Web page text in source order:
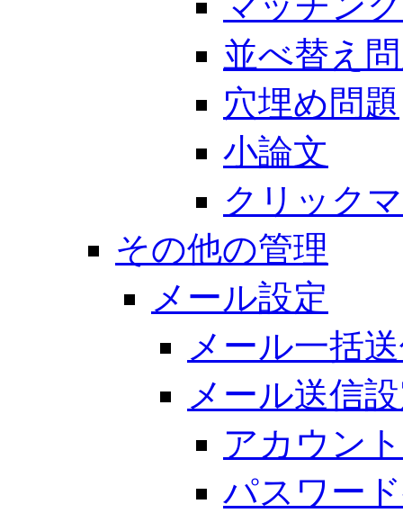
並べ替え
穴埋め問題
小論文
クリック
その他の管理
メール設定
メール一括
メール送信
アカウン
パスワー